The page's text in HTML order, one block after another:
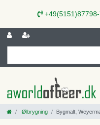
Ølbrygning Bygmalt,